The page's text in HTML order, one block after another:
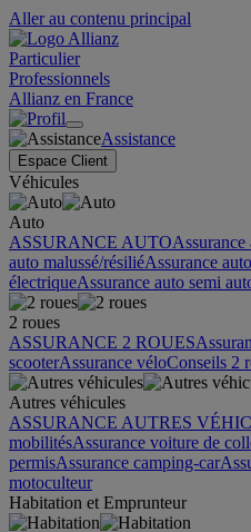
Aller au contenu principal
Particulier
Professionnels
Allianz en France
Assistance
Espace Client
Véhicules
Auto
ASSURANCE AUTO
auto malussé/résiliéAssurance
électriqueAssurance auto semi
2 roues
ASSURANCE 2 ROUES
scooterAssurance véloConseils 2
Autres véhicules
ASSURANCE AUTRES
mobilitésAssurance voiture de
permisAssurance camping-car
motoculteur
Habitation et Emprunteur